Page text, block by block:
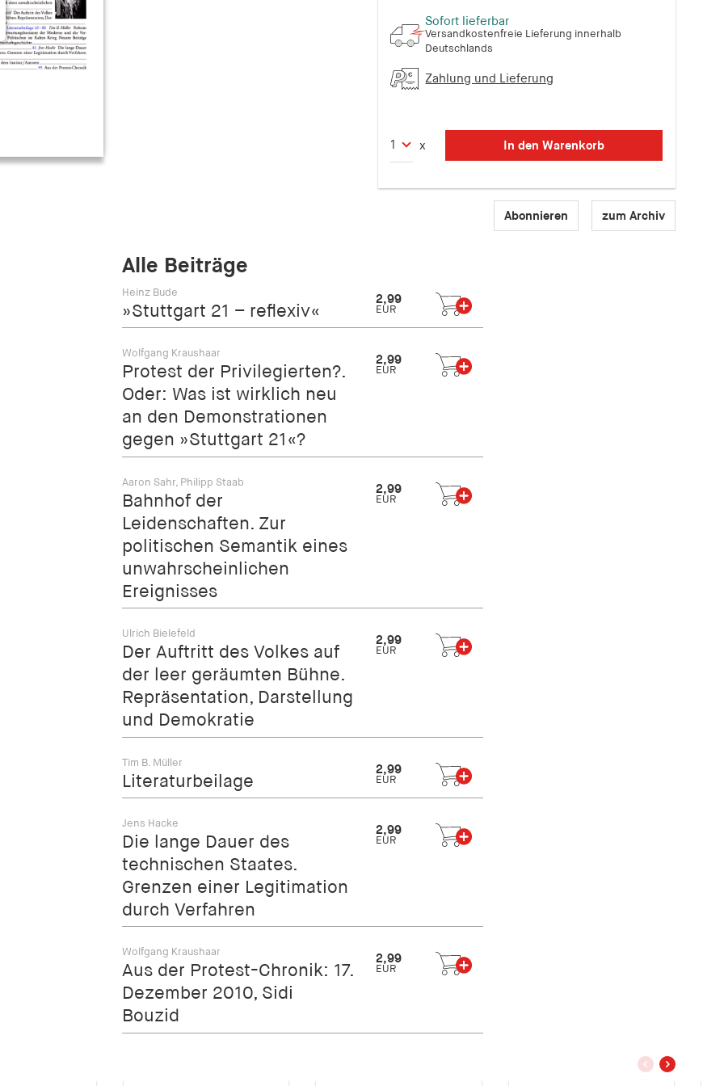
Sofort lieferbar
Versandkostenfreie Lieferung innerhalb
Deutschlands
Zahlung und Lieferung
x In den Warenkorb
Abonnieren zum Archiv
Alle Beiträge
Heinz Bude
»Stuttgart 21 – reflexiv«
2,99
EUR
Wolfgang Kraushaar
Protest der Privilegierten?.
Oder: Was ist wirklich neu
an den Demonstrationen
gegen »Stuttgart 21«?
2,99
EUR
Aaron Sahr, Philipp Staab
Bahnhof der
Leidenschaften. Zur
politischen Semantik eines
unwahrscheinlichen
Ereignisses
2,99
EUR
Ulrich Bielefeld
Der Auftritt des Volkes auf
der leer geräumten Bühne.
Repräsentation, Darstellung
und Demokratie
2,99
EUR
Tim B. Müller
Literaturbeilage
2,99
EUR
Jens Hacke
Die lange Dauer des
technischen Staates.
Grenzen einer Legitimation
durch Verfahren
2,99
EUR
Wolfgang Kraushaar
Aus der Protest-Chronik: 17.
Dezember 2010, Sidi
Bouzid
2,99
EUR
vorherige
Slide
nächstes
Slide